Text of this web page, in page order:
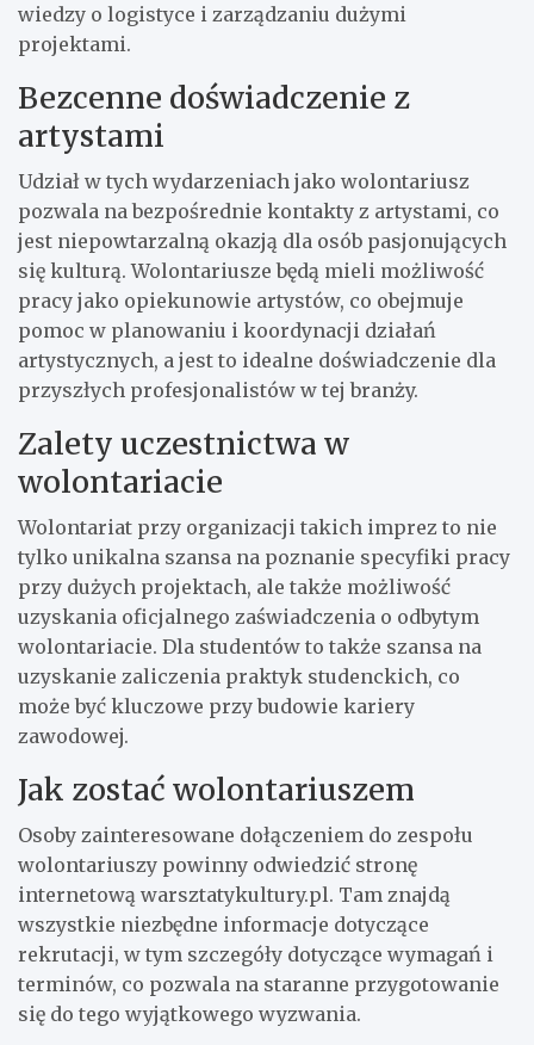
wiedzy o logistyce i zarządzaniu dużymi
projektami.
Bezcenne doświadczenie z
artystami
Udział w tych wydarzeniach jako wolontariusz
pozwala na bezpośrednie kontakty z artystami, co
jest niepowtarzalną okazją dla osób pasjonujących
się kulturą. Wolontariusze będą mieli możliwość
pracy jako opiekunowie artystów, co obejmuje
pomoc w planowaniu i koordynacji działań
artystycznych, a jest to idealne doświadczenie dla
przyszłych profesjonalistów w tej branży.
Zalety uczestnictwa w
wolontariacie
Wolontariat przy organizacji takich imprez to nie
tylko unikalna szansa na poznanie specyfiki pracy
przy dużych projektach, ale także możliwość
uzyskania oficjalnego zaświadczenia o odbytym
wolontariacie. Dla studentów to także szansa na
uzyskanie zaliczenia praktyk studenckich, co
może być kluczowe przy budowie kariery
zawodowej.
Jak zostać wolontariuszem
Osoby zainteresowane dołączeniem do zespołu
wolontariuszy powinny odwiedzić stronę
internetową warsztatykultury.pl. Tam znajdą
wszystkie niezbędne informacje dotyczące
rekrutacji, w tym szczegóły dotyczące wymagań i
terminów, co pozwala na staranne przygotowanie
się do tego wyjątkowego wyzwania.